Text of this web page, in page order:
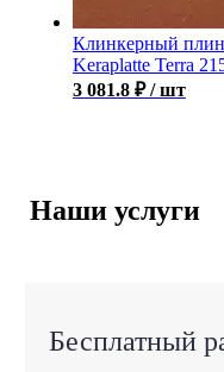
Клинкерный
Keraplatte Terra
3 081.8 ₽ / шт
Наши услуги
Бесплатный